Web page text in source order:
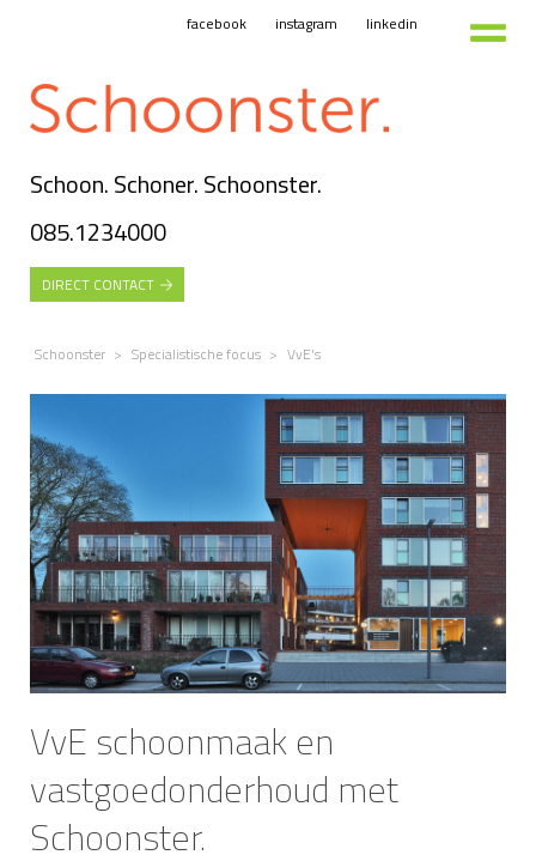
facebook instagram linkedin
Schoon. Schoner. Schoonster.
085.1234000
DIRECT CONTACT
Schoonster > Specialistische focus > VvE's
VvE schoonmaak en
vastgoedonderhoud met
Schoonster.